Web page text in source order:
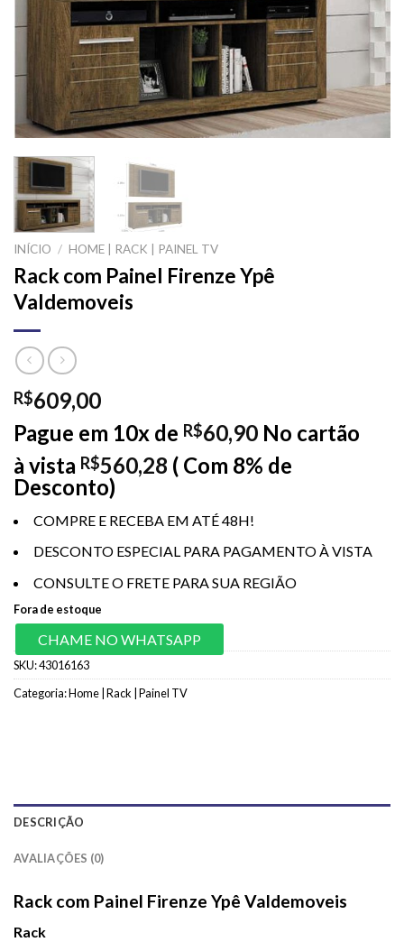
INÍCIO / HOME | RACK | PAINEL TV
Rack com Painel Firenze Ypê
Valdemoveis
R$609,00
Pague em 10x de R$60,90 No cartão
à vista R$560,28 ( Com 8% de
Desconto)
COMPRE E RECEBA EM ATÉ 48H!
DESCONTO ESPECIAL PARA PAGAMENTO À VISTA
CONSULTE O FRETE PARA SUA REGIÃO
Fora de estoque
CHAME NO WHATSAPP
SKU:43016163
Categoria:Home | Rack | Painel TV
DESCRIÇÃO
AVALIAÇÕES (0)
Rack com Painel Firenze Ypê Valdemoveis
Rack